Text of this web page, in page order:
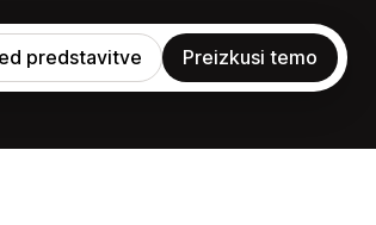
predstavitve Preizkusi temo